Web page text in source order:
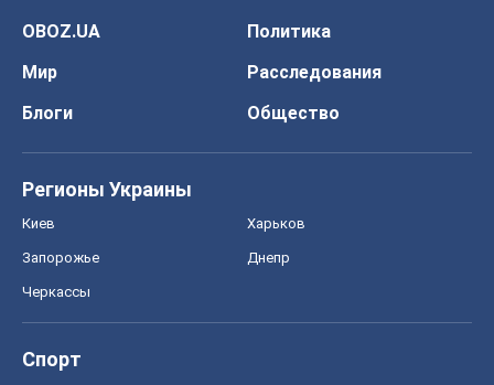
OBOZ.UA
Политика
Мир
Расследования
Блоги
Общество
Регионы Украины
Киев Харьков
Запорожье Днепр
Черкассы
Спорт